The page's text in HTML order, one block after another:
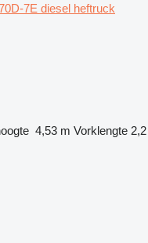
7E diesel heftruck
4,53 m Vorklengte 2,2